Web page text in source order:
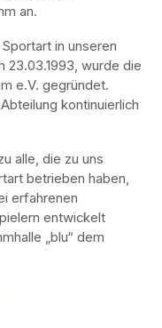
an.
in unseren
23.03.1993, wurde die
e.V. gegründet.
kontinuierlich
alle, die zu uns
betrieben haben,
erfahrenen
entwickelt
„blu“ dem